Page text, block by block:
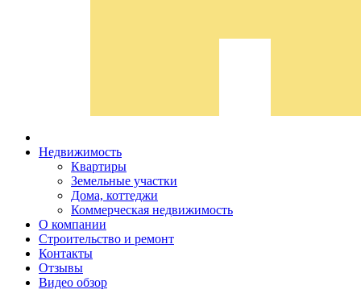
Недвижимость
Квартиры
Земельные участки
Дома, коттеджи
Коммерческая недвижимость
О компании
Строительство и ремонт
Контакты
Отзывы
Видео обзор